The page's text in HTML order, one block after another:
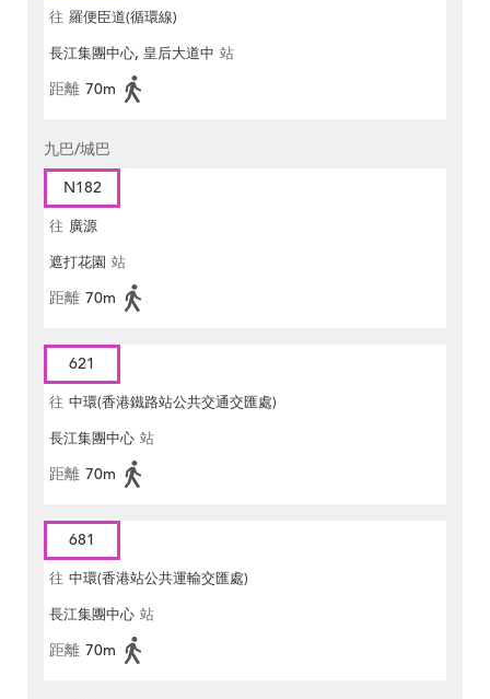
往 羅便臣道(循環線)
長江集團中心, 皇后大道中 站
距離 70m
九巴/城巴
N182
往 廣源
遮打花園 站
距離 70m
621
往 中環(香港鐵路站公共交通交匯處)
長江集團中心 站
距離 70m
681
往 中環(香港站公共運輸交匯處)
長江集團中心 站
距離 70m